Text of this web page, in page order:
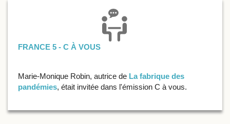
FRANCE 5 - C À VOUS
Marie-Monique Robin, autrice de La fabrique des
pandémies, était invitée dans l'émission C à vous.